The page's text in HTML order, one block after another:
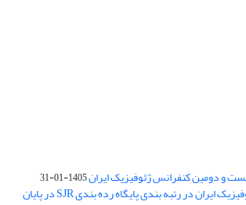
و دومین کنفرانس ژئوفیزیک ایران1405-01-31
کسب رتبه Q4 مجله ژئوفیزیک ایران در رتبه بندی پایگاه رده بندی SJR در پایان